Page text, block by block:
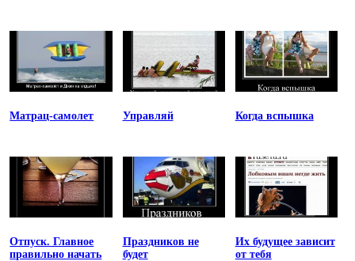
Матрац-самолет Управляй Когда вспышка
Отпуск. Главное
правильно начать
Праздников не
будет
Их будущее зависит
от тебя